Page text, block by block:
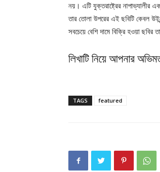
নয়। এটি যুক্তরাষ্ট্রের নাপাভ্যালীর
তার তোলা উপরের এই ছবিটি কেবল
সবচেয়ে বেশি দামে বিক্রি হওয়া ছবির
লিখাটি নিয়ে আপনার
TAGS featured